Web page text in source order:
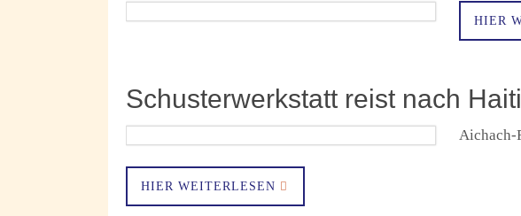
HIER
Schusterwerkstatt reist nach Haiti
Aichach-
HIER WEITERLESEN